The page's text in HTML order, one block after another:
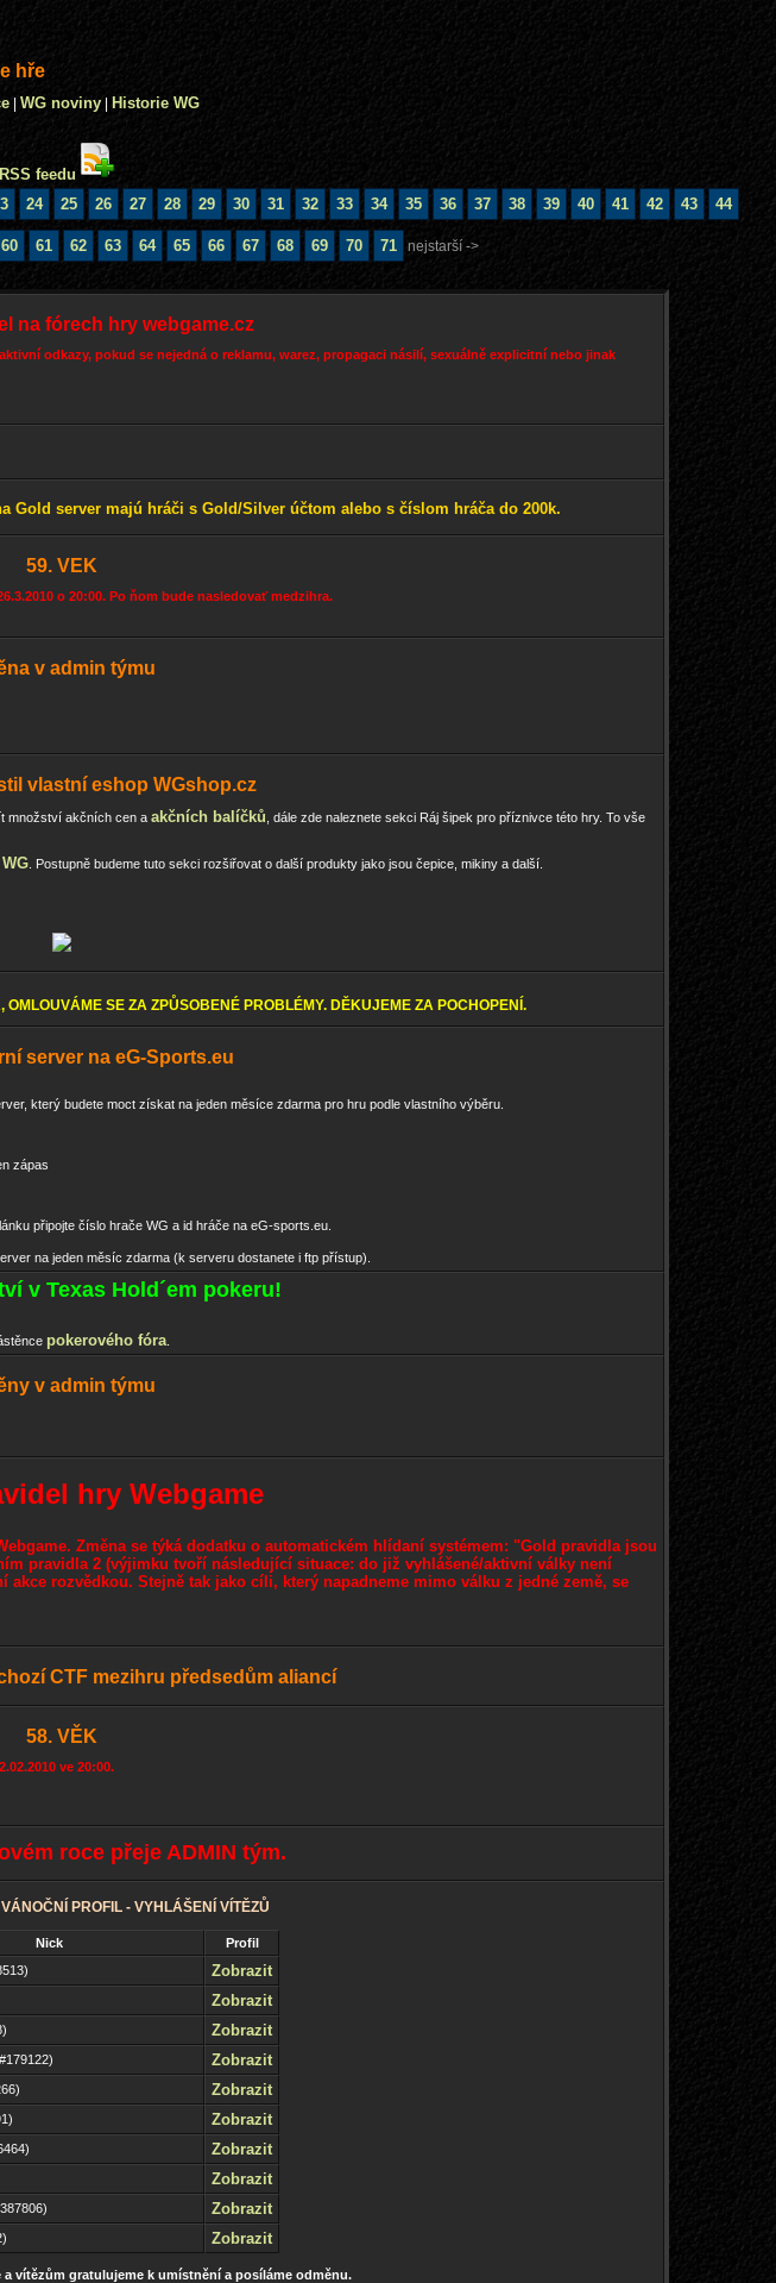
hře
| WG noviny| Historie WG
feedu
24 25 26 27 28 29 30 31 32 33 34 35 36 37 38 39 40 41 42 43 44
60 61 62 63 64 65 66 67 68 69 70 71 nejstarší ->
na fórech hry webgame.cz
odkazy, pokud se nejedná o reklamu, warez, propagaci násilí, sexuálně explicitní nebo jinak
Gold server majú hráči s Gold/Silver účtom alebo s číslom hráča do 200k.
59. VEK
o 20:00. Po ňom bude nasledovať medzihra.
v admin týmu
vlastní eshop WGshop.cz
množství akčních cen a akčních balíčků , dále zde naleznete sekci Ráj šipek pro příznivce této hry. To vše
. Postupně budeme tuto sekci rozšiřovat o další produkty jako jsou čepice, mikiny a další.
SE ZA ZPŮSOBENÉ PROBLÉMY. DĚKUJEME ZA POCHOPENÍ.
server na eG-Sports.eu
který budete moct získat na jeden měsíce zdarma pro hru podle vlastního výběru.
zápas
připojte číslo hrače WG a id hráče na eG-sports.eu.
na jeden měsíc zdarma (k serveru dostanete i ftp přístup).
v Texas Hold´em pokeru!
pokerového fóra
v admin týmu
hry Webgame
Změna se týká dodatku o automatickém hlídaní systémem: "Gold pravidla jsou
pravidla 2 (výjimku tvoří následující situace: do již vyhlášené/aktivní války není
rozvědkou. Stejně tak jako cíli, který napadneme mimo válku z jedné země, se
CTF mezihru předsedům aliancí
58. VĚK
ve 20:00.
roce přeje ADMIN tým.
PROFIL - VYHLÁŠENÍ VÍTĚZŮ
Nick
Profil
Zobrazit
Zobrazit
Zobrazit
Zobrazit
Zobrazit
Zobrazit
Zobrazit
Zobrazit
Zobrazit
Zobrazit
vítězům gratulujeme k umístnění a posíláme odměnu.